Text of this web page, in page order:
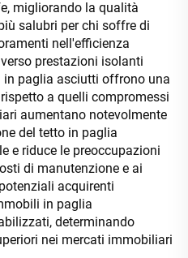
migliorando la qualità
salubri per chi soffre di
nell'efficienza
prestazioni isolanti
in paglia asciutti offrono una
a quelli compromessi
aumentano notevolmente
del tetto in paglia
e riduce le preoccupazioni
di manutenzione e ai
acquirenti
in paglia
determinando
nei mercati immobiliari